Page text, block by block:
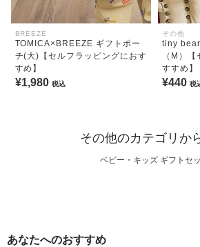
BREEZE
TOMICA×BREEZE ギフトポー
チ(大)【セルフラッピングにおす
すめ】
¥1,980 税込
その他
tiny bear
（M）
すすめ】
¥440 税
その他のカテゴリか
ベビー・キッズ ギフトセ
あなたへのおすすめ